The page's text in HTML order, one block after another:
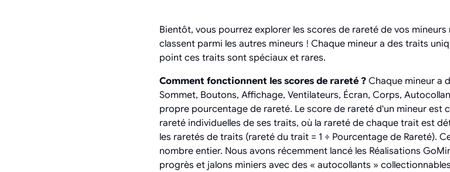
Bientôt, vous pourrez explorer les scores de rareté de vos
classent parmi les autres mineurs ! Chaque mineur a des traits
point ces traits sont spéciaux et rares.
Comment fonctionnent les scores de rareté ? Chaque mineur a
Sommet, Boutons, Affichage, Ventilateurs, Écran, Corps,
propre pourcentage de rareté. Le score de rareté d'un mineur est
rareté individuelles de ses traits, où la rareté de chaque trait est
les raretés de traits (rareté du trait = 1 ÷ Pourcentage de Rareté).
nombre entier. Nous avons récemment lancé les Réalisations
progrès et jalons miniers avec des « autocollants »